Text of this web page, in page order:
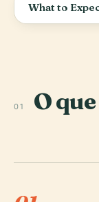
01 O que